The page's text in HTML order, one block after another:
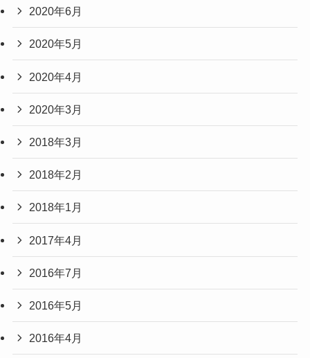
2020年6月
2020年5月
2020年4月
2020年3月
2018年3月
2018年2月
2018年1月
2017年4月
2016年7月
2016年5月
2016年4月